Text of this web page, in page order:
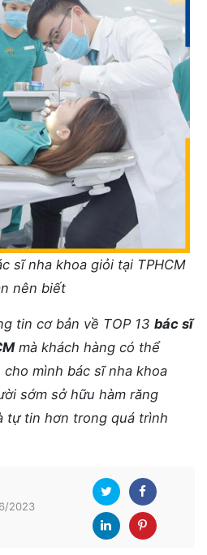
sĩ nha khoa giỏi tại TPHCM
nên biết
tin cơ bản về TOP 13 bác sĩ
mà khách hàng có thể
mình bác sĩ nha khoa
sớm sở hữu hàm răng
tự tin hơn trong quá trình
2023